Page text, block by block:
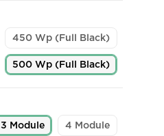
450 Wp (Full Black)
500 Wp (Full Black)
3 Module 4 Module